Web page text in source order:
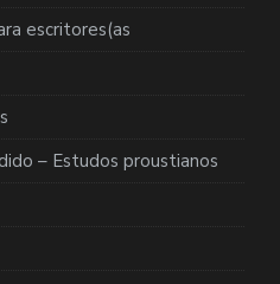
escritores(as
– Estudos proustianos